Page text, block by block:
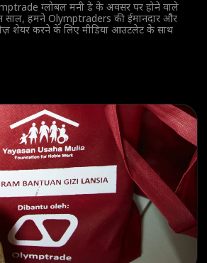
ग्लोबल मनी डे के अवसर पर होने वाले
साल, हमने Olymptraders की ईमानदार और
शेयर करने के लिए मीडिया आउटलेट के साथ